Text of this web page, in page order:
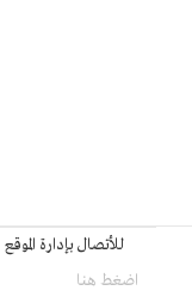
للأتصال بإدارة الموقع
اضغط هنا